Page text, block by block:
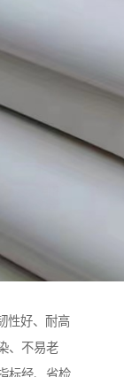
性好、耐高
、不易老